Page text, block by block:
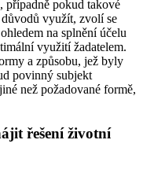
případně pokud takové
využít, zvolí se
na splnění účelu
využití žadatelem.
a způsobu, jež byly
povinný subjekt
než požadované formě,
řešení životní